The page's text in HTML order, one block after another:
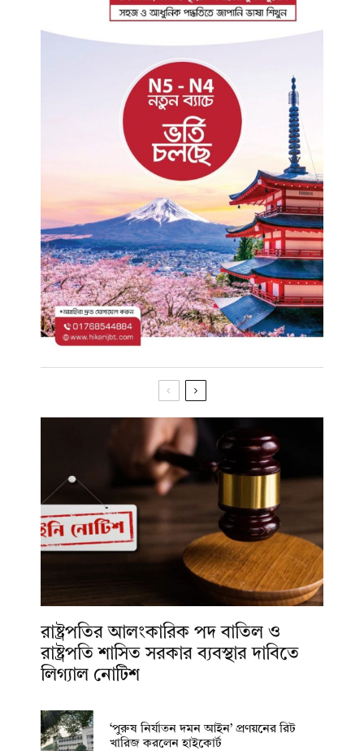
রাষ্ট্রপতির আলংকারিক পদ বাতিল ও
রাষ্ট্রপতি শাসিত সরকার ব্যবস্থার দাবিতে
লিগ্যাল নোটিশ
‘পুরুষ নির্যাতন দমন আইন’ প্রণয়নের রিট
খারিজ করলেন হাইকোর্ট